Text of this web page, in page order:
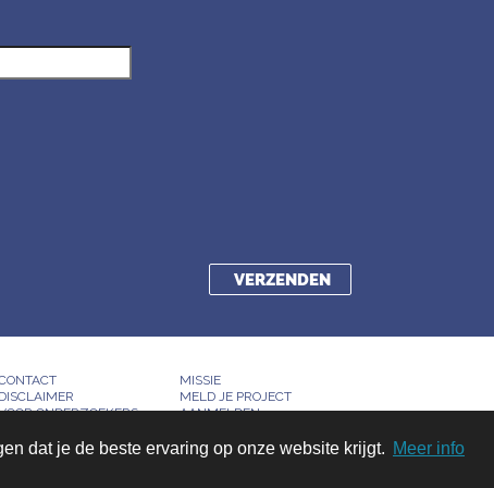
dat je de beste ervaring op onze website krijgt. Meer info
MISSIE
DISCLAIMER
MELD JE PROJECT
ONDERZOEKERS AANMELDEN